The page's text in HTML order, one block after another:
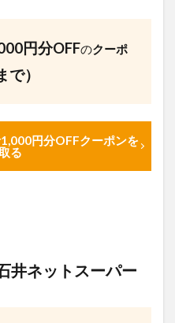
円分OFFのクーポ
で）
円分OFFクーポンを
る
井ネットスーパー